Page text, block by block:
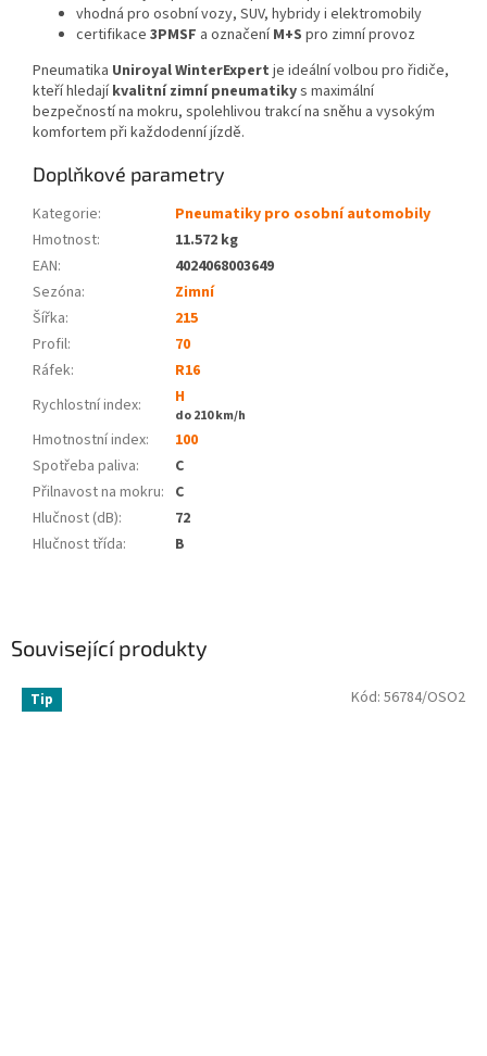
Související produkty
Tip Kód: 56784/OSO2
vhodná pro osobní vozy, SUV, hybridy i elektromobily
certifikace 3PMSF a označeníM+S pro zimní provoz
Pneumatika Uniroyal WinterExpert je ideální volbou pro řidiče,
kteří hledajíkvalitní zimní pneumatikys maximální
bezpečností na mokru, spolehlivou trakcí na sněhu a vysokým
komfortem při každodenní jízdě.
Doplňkové parametry
Kategorie:
Pneumatiky pro osobní automobily
Hmotnost:
11.572 kg
EAN:
4024068003649
Sezóna:
Zimní
Šířka:
215
Profil:
70
Ráfek:
R16
Rychlostní index:
H
do 210 km/h
Hmotnostní index:
100
Spotřeba paliva:
C
Přilnavost na mokru: C
Hlučnost (dB):
72
Hlučnost třída: B